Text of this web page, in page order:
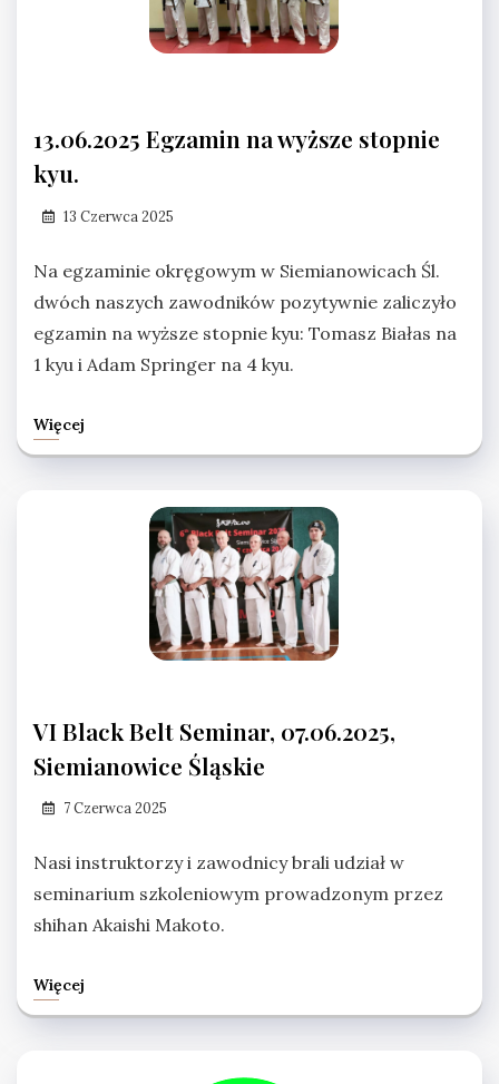
13.06.2025 Egzamin na wyższe stopnie
kyu.
13 Czerwca 2025
Na egzaminie okręgowym w Siemianowicach Śl.
dwóch naszych zawodników pozytywnie zaliczyło
egzamin na wyższe stopnie kyu: Tomasz Białas na
1 kyu i Adam Springer na 4 kyu.
Więcej
VI Black Belt Seminar, 07.06.2025,
Siemianowice Śląskie
7 Czerwca 2025
Nasi instruktorzy i zawodnicy brali udział w
seminarium szkoleniowym prowadzonym przez
shihan Akaishi Makoto.
Więcej